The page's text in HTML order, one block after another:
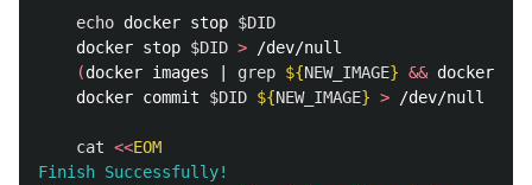
echo docker stop $DID
    docker stop
$DID > /dev/null
(docker images | grep ${NEW_IMAGE} && docker
    docker commit
$DID ${NEW_IMAGE} > /dev/null
cat <<EOM
Finish Successfully!